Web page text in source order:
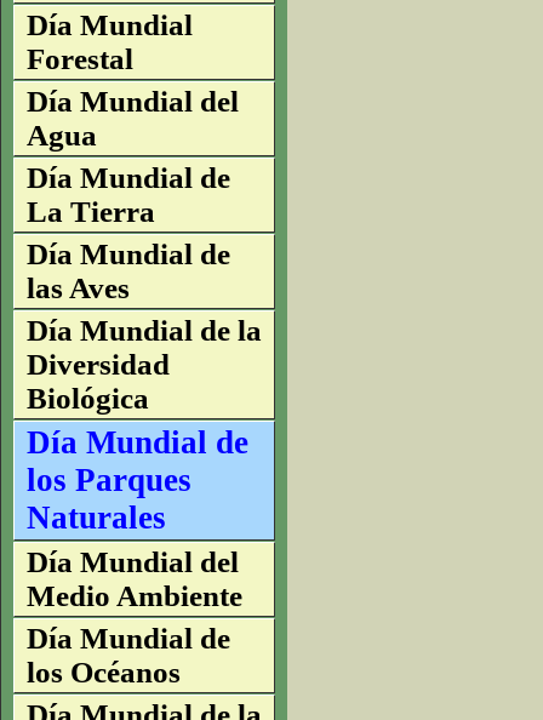
Día Mundial
Forestal
Día Mundial del
Agua
Día Mundial de
La Tierra
Día Mundial de
las Aves
Día Mundial de la
Diversidad
Biológica
Día Mundial de
los Parques
Naturales
Día Mundial del
Medio Ambiente
Día Mundial de
los Océanos